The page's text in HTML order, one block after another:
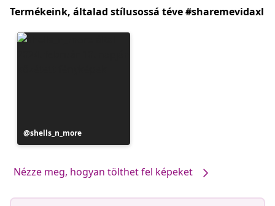
Termékeink, általad stílusossá téve #sharemevidaxl
Bejegyzés
közzétevője
shells_n_more
Nézze meg, hogyan tölthet fel képeket